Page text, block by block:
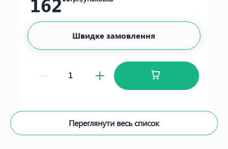
Швидке замовлення
Переглянути весь список